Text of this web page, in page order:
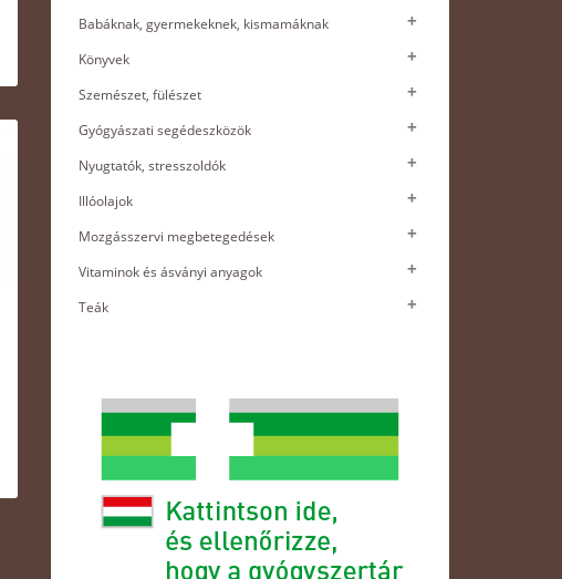
Babáknak, gyermekeknek, kismamáknak
Könyvek
Szemészet, fülészet
Gyógyászati segédeszközök
Nyugtatók, stresszoldók
Illóolajok
Mozgásszervi megbetegedések
Vitaminok és ásványi anyagok
Teák